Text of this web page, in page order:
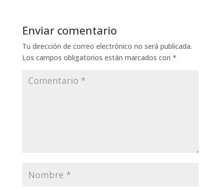
Enviar comentario
Tu dirección de correo electrónico no será publicada.
Los campos obligatorios están marcados con *